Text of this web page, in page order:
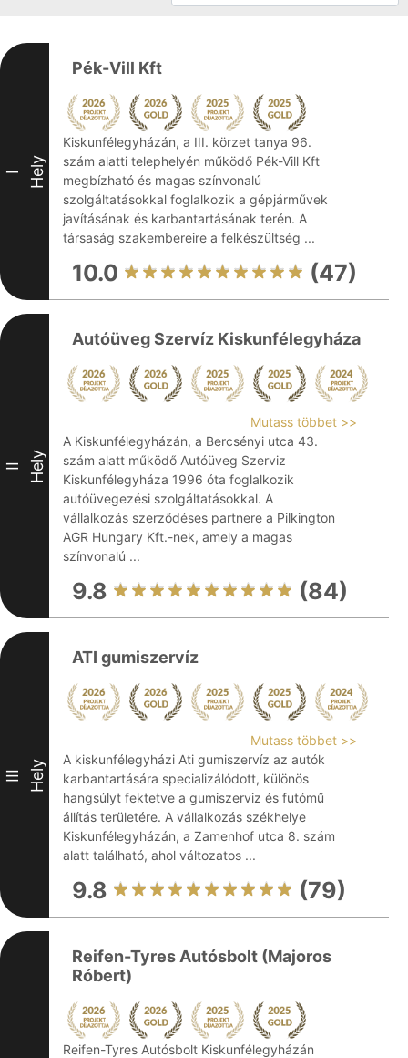
I Hely
Pék-Vill Kft
Kiskunfélegyházán, a III. körzet tanya 96.
szám alatti telephelyén működő Pék-Vill Kft
megbízható és magas színvonalú
szolgáltatásokkal foglalkozik a gépjárművek
javításának és karbantartásának terén. A
társaság szakembereire a felkészültség ...
10.0 (47)
II Hely
Autóüveg Szervíz Kiskunfélegyháza
Mutass többet >>
A Kiskunfélegyházán, a Bercsényi utca 43.
szám alatt működő Autóüveg Szerviz
Kiskunfélegyháza 1996 óta foglalkozik
autóüvegezési szolgáltatásokkal. A
vállalkozás szerződéses partnere a Pilkington
AGR Hungary Kft.-nek, amely a magas
színvonalú ...
9.8 (84)
III Hely
ATI gumiszervíz
Mutass többet >>
A kiskunfélegyházi Ati gumiszervíz az autók
karbantartására specializálódott, különös
hangsúlyt fektetve a gumiszerviz és futómű
állítás területére. A vállalkozás székhelye
Kiskunfélegyházán, a Zamenhof utca 8. szám
alatt található, ahol változatos ...
9.8 (79)
Reifen-Tyres Autósbolt (Majoros
Róbert)
Reifen-Tyres Autósbolt Kiskunfélegyházán